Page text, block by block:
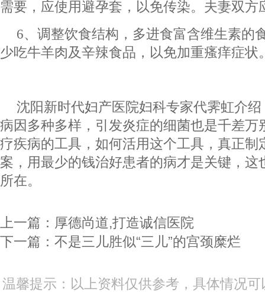
需要，应使用避孕套，以免传染。夫妻双方
6、调整饮食结构，多进食富含维生素的
少吃牛羊肉及辛辣食品，以免加重瘙痒症状
沈阳新时代妇产医院妇科专家代霁虹介
病因多种多样，引发炎症的细菌也是千差万
疗疾病的工具，如何活用这个工具，真正制
案，用最少的钱治好患者的病才是关键，这
所在。
上一篇： 厚德尚道,打造诚信医院
下一篇： 不是三儿胜似“三儿”的宫颈糜烂
温馨提示：以上资料仅供参考，具体情况可